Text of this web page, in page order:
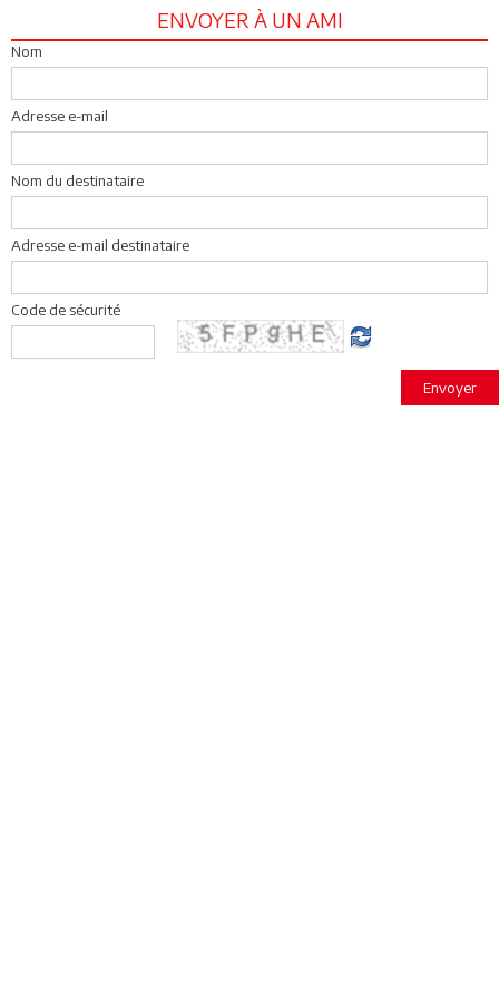
ENVOYER À UN AMI
Nom
Adresse e-mail
Nom du destinataire
Adresse e-mail destinataire
Code de sécurité
Envoyer